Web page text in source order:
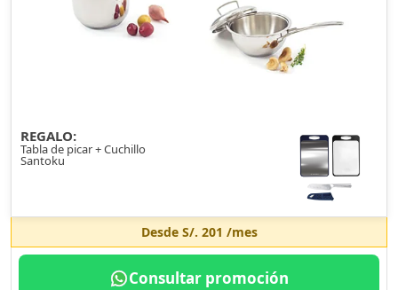
REGALO:
Tabla de picar + Cuchillo
Santoku
Desde S/. 201 /mes
Consultar promoción